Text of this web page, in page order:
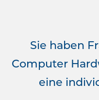
Sie haben
Computer
eine